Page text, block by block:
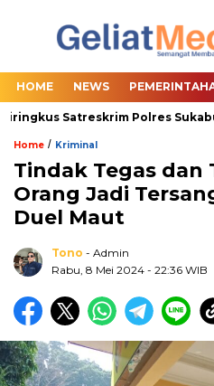
HOME NEWS
Satreskrim Polres
Home / Kriminal
Tindak Tegas dan
Orang Jadi
Duel Maut
Tono - Admin
Rabu, 8 Mei 2024 - 22:36 WIB